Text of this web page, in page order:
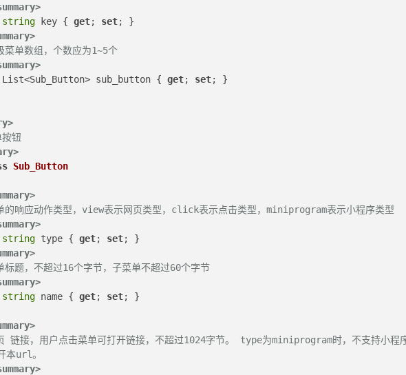
string key { get; set; }
菜单数组，个数应为1~5个
List<Sub_Button> sub_button { get; set; }
钮
Sub_Button
的响应动作类型，view表示网页类型，click表示点击类型，miniprogram表示小程序类型
string type { get; set; }
标题，不超过16个字节，子菜单不超过60个字节
string name { get; set; }
链接，用户点击菜单可打开链接，不超过1024字节。 type为miniprogram时，不支持小程
本url。